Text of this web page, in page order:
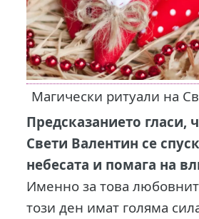
Магически ритуали на
Предсказанието гласи,
Свети Валентин се
небесата и помага на
Именно за това
този ден имат голяма